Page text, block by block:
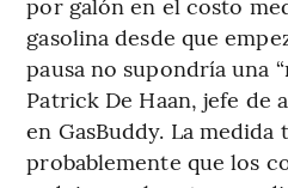
gasolina desde que
pausa no supondría una
Patrick De Haan, jefe de
en GasBuddy. La medida
probablemente que los